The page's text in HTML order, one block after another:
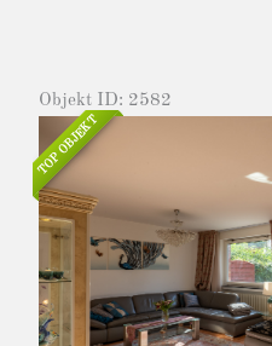
Objekt ID: 2582
TOP OBJEKT